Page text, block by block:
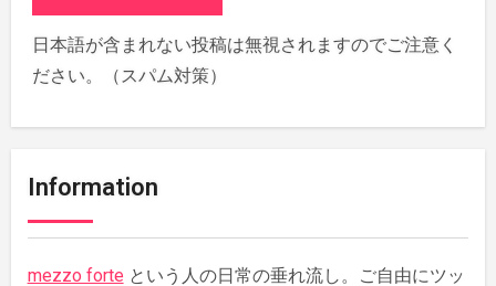
日本語が含まれない投稿は無視されますのでご注意く
ださい。（スパム対策）
Information
mezzo forte という人の日常の垂れ流し。ご自由にツッ